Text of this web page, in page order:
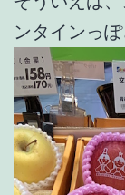
ンタインっぽ